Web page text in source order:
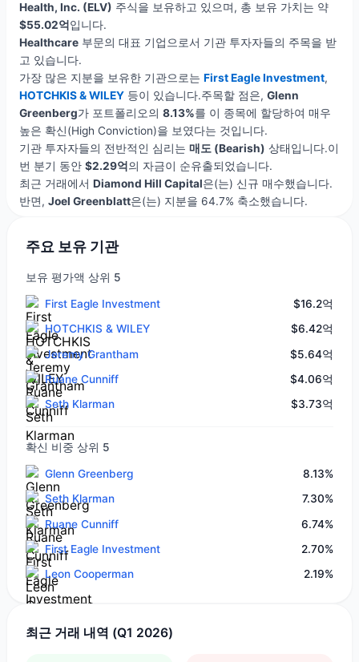
Health, Inc. (ELV) 주식을 보유하고 있으며, 총 보유 가치는 약
$55.02억 입니다.
Healthcare부문의 대표 기업으로서 기관 투자자들의 주목을 받
고 있습니다.
가장 많은 지분을 보유한 기관으로는 First Eagle Investment,
HOTCHKIS & WILEY등이 있습니다.주목할 점은, Glenn
Greenberg가 포트폴리오의 8.13%를 이 종목에 할당하여 매우
높은 확신(High Conviction)을 보였다는 것입니다.
기관 투자자들의 전반적인 심리는 매도 (Bearish) 상태입니다.이
번 분기 동안 $2.29억 의 자금이 순유출되었습니다.
최근 거래에서 Diamond Hill Capital은(는) 신규 매수했습니다.
반면, Joel Greenblatt은(는) 지분을 64.7% 축소했습니다.
주요 보유 기관
보유 평가액 상위 5
First Eagle Investment
$16.2억
HOTCHKIS & WILEY
$6.42억
Jeremy Grantham
$5.64억
Ruane Cunniff
$4.06억
Seth Klarman
$3.73억
확신 비중 상위 5
Glenn Greenberg
8.13%
Seth Klarman
7.30%
Ruane Cunniff
6.74%
First Eagle Investment
2.70%
Leon Cooperman
2.19%
최근 거래 내역 (Q1 2026)